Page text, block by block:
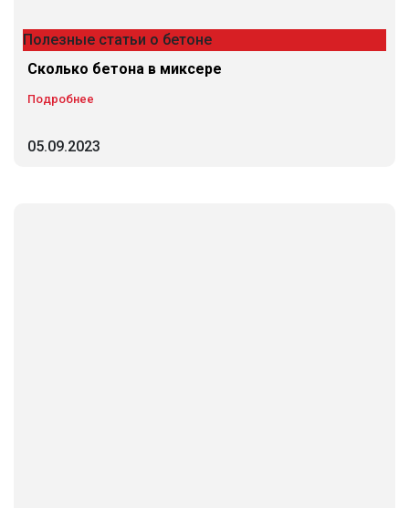
Полезные статьи о бетоне
Сколько бетона в миксере
Подробнее
05.09.2023